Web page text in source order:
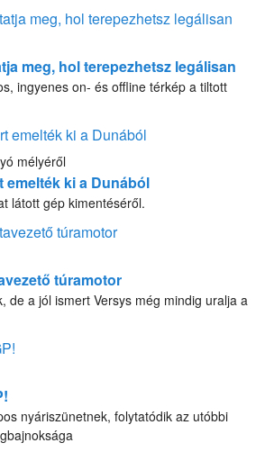
meg, hol terepezhetsz legálisan
ingyenes on- és offline térkép a tiltott
mélyéről
emelték ki a Dunából
látott gép kimentéséről.
túramotor
de a jól ismert Versys még mindig uralja a
nyáriszünetnek, folytatódik az utóbbi